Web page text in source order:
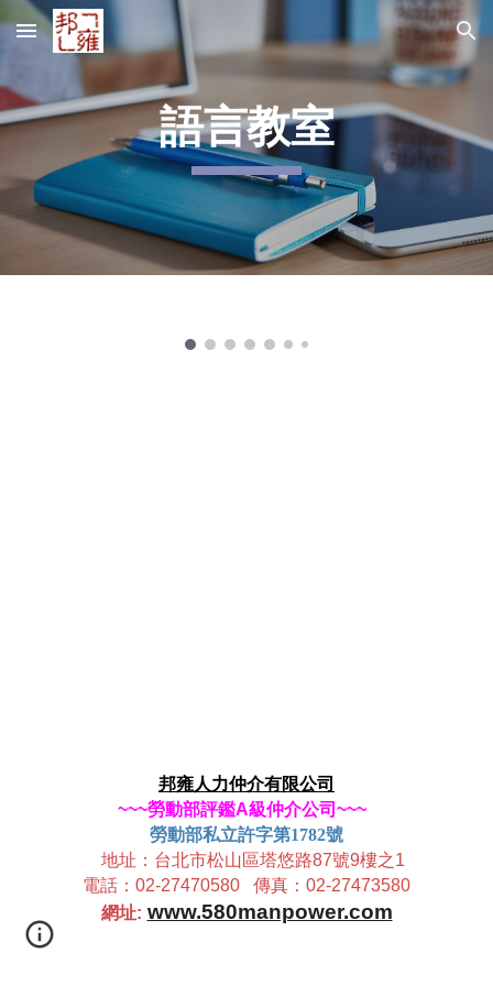
Skip to main content Skip to navigation
語言教室
邦雍人力仲介有限公司
~~~勞動部評鑑A級仲介公司~~~
勞動部私立許字第1782號
地址：台北市松山區塔悠路87號9樓之1
電話：02-27470580 傳真：02-27473580
網址: www.580manpower.com